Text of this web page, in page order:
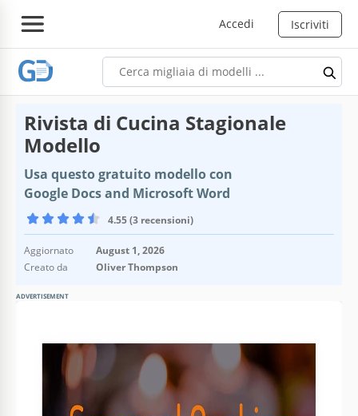
Accedi Iscriviti
Rivista di Cucina Stagionale
Modello
Usa questo gratuito modello con
Google Docs and Microsoft Word
4.55 (3 recensioni)
Aggiornato
August 1, 2026
Creato da
Oliver Thompson
ADVERTISEMENT